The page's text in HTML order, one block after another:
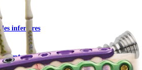
inferiores